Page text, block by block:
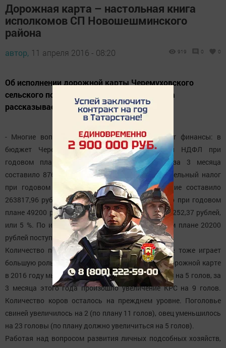
Дорожная карта – настольная книга
исполкомов СП Новошешминского
района
автор, 11 апреля 2016 - 08:20 919 0 0
Об исполнении дорожной карты Черемуховского
сельского поселения за 1 квартал 2016 года
рассказывает глава СП Елена Сальцина:
- Многие вопросы сельского поселения решают финансы: в
бюджет Черемуховского сельского поселения НДФЛ при
годовом плане 439100 рублей, выполнение за 3 месяца
составило 87653 рубля 88 копеек, или 20 %; земельный налог
при годовом плане 1200000 рублей, выполнение составило
263817,96 рублей, или 22 %; налог на имущество при годовом
плане 49200 рублей за 3 месяца собран в сумме 252,37 рублей,
или 5 %. По иным платным услугам при годовом плане 20200
рублей поступление составило 5121,10 рублей.
Количество поголовья скота в частном секторе тоже играет
большую роль в улучшении жизни сельчан. По дорожной карте
в 2016 году мы должны увеличить поголовье КРС на 5 голов, за
3 месяца этого года произошло увеличение КРС на 9 голов.
Количество коров осталось на прежднем уровне. Поголовье
свиней увеличилось на 2 (по плану 11 голов), овец уменьшилось
на 23 головы (по плану должно увеличиться на 5 голов).
Работая над вопросом развития личных подсобных хозяйств,